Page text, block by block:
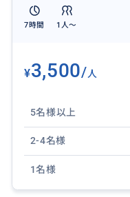
※ 天候により夕日が
お客様のホテルへ往復
お迎えホテルとお送
用してツアーに参加
ます♪
※注意事項をご覧くだ
❖ 所要時間：7時間
7時間 1人〜
¥3,500/人
5名様以上
2-4名様
1名様